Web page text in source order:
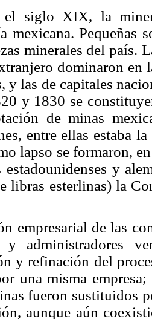
el siglo XIX, la
mexicana. Pequeñas
minerales del país.
dominaron
y las de capitales
y 1830 se
de minas
entre ellas estaba
lapso se formaron,
estadounidenses y
libras esterlinas) la
empresarial de las
y administradores
y refinación del
una misma
fueron sustituidos
aunque aún